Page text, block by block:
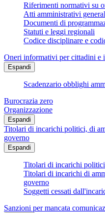
Riferimenti normativi su
Atti amministrativi
Documenti di
Statuti e leggi regionali
Codice disciplinare e
Oneri informativi per cittadini e
Espandi
Scadenzario obblighi
Burocrazia zero
Organizzazione
Espandi
Titolari di incarichi politici, di
governo
Espandi
Titolari di incarichi
Titolari di incarichi di
governo
Soggetti cessati
Sanzioni per mancata